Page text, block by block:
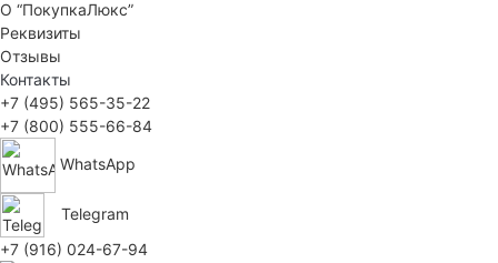
О “ПокупкаЛюкс”
Реквизиты
Отзывы
Контакты
+7 (495) 565-35-22
+7 (800) 555-66-84
WhatsApp
Telegram
+7 (916) 024-67-94